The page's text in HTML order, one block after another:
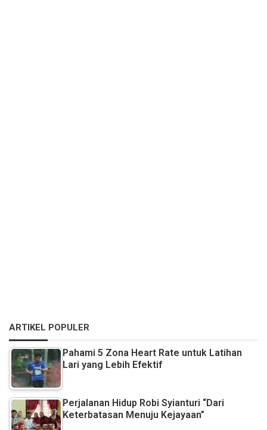
ARTIKEL POPULER
Pahami 5 Zona Heart Rate untuk Latihan
Lari yang Lebih Efektif
Perjalanan Hidup Robi Syianturi “Dari
Keterbatasan Menuju Kejayaan”